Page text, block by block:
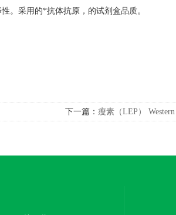
。采用的*抗体抗原，的试剂盒品质。
下一篇： 瘦素（LEP）